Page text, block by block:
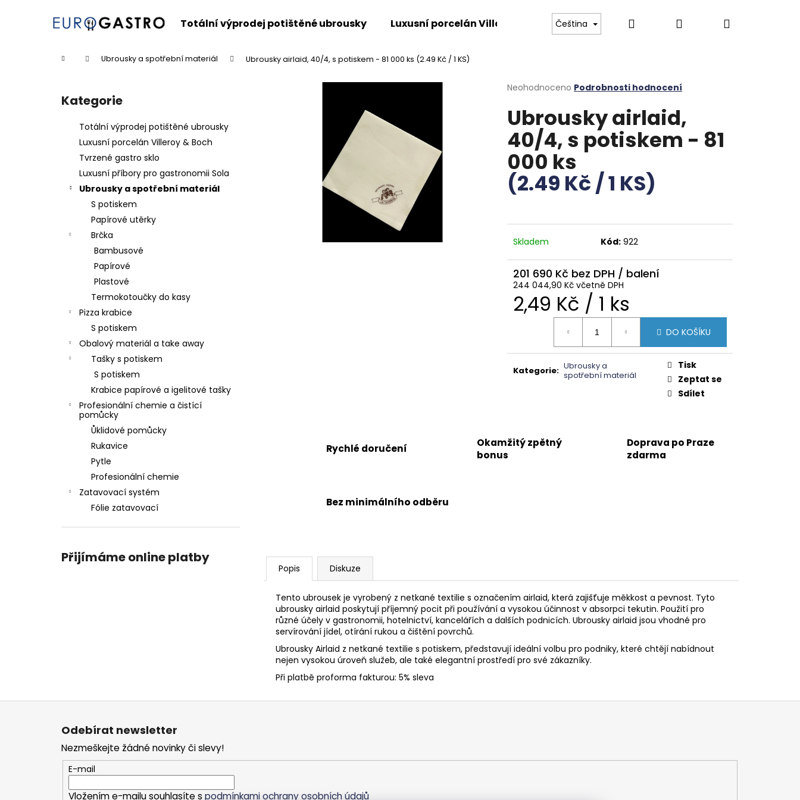
Totální výprodej potištěné ubrousky Luxusní porcelán Villeroy & Boch Tvrzené gastro sklo Luxusní příbory
Čeština Hledat PřihlášeníNákupní
Domů Ubrousky a spotřební materiál Ubrousky airlaid, 40/4, s potiskem - 81 000 ks (2.49 Kč / 1 KS)
Přeskočit
kategorie
Kategorie
Totální výprodej potištěné ubrousky
Luxusní porcelán Villeroy & Boch
Tvrzené gastro sklo
Luxusní příbory pro gastronomii Sola
Ubrousky a spotřební materiál
S potiskem
Papírové utěrky
Brčka
Bambusové
Papírové
Plastové
Termokotoučky do kasy
Pizza krabice
S potiskem
Obalový materiál a take away
Tašky s potiskem
S potiskem
Krabice papírové a igelitové tašky
Profesionální chemie a čistící
pomůcky
Ůklidové pomůcky
Rukavice
Pytle
Profesionální chemie
Zatavovací systém
Fólie zatavovací
Přijímáme online platby
Průměrné
produktu
je
0,0
z
5
hvězdiček.
Neohodnoceno Podrobnosti hodnocení
Ubrousky airlaid,
40/4, s potiskem - 81
000 ks
(2.49 Kč / 1 KS)
Skladem Kód: 922
201 690 Kč
244 044,90 Kč včetně DPH
Měrná
2,49 Kč / 1 ks
DO KOŠÍKU
Kategorie: Ubrousky a
spotřební materiál
Tisk
Zeptat se
Sdílet
Rychlé doručení
Okamžitý zpětný
bonus
Doprava po Praze
zdarma
Bez minimálního odběru
Popis Diskuze
Tento ubrousek je vyrobený z netkané textilie s označením airlaid, která zajišťuje měkkost a pevnost. Tyto
ubrousky airlaid poskytují příjemný pocit při používání a vysokou účinnost v absorpci tekutin. Použití pro
různé účely v gastronomii, hotelnictví, kancelářích a dalších podnicích. Ubrousky airlaid jsou vhodné pro
servírování jídel, otírání rukou a čištění povrchů.
Ubrousky Airlaid z netkané textilie s potiskem, představují ideální volbu pro podniky, které chtějí nabídnout
nejen vysokou úroveň služeb, ale také elegantní prostředí pro své zákazníky.
Při platbě proforma fakturou: 5% sleva
Zpět
Zpět
Co potřebujete najít?
Doporučujeme
Z
Odebírat newsletter
Nezmeškejte žádné novinky či slevy!
E-mail
Vložením e-mailu souhlasíte spodmínkami ochrany osobních údajů